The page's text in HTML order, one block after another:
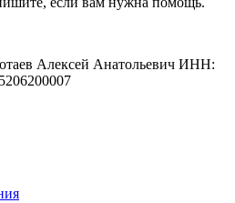
Алексей Анатольевич ИНН: